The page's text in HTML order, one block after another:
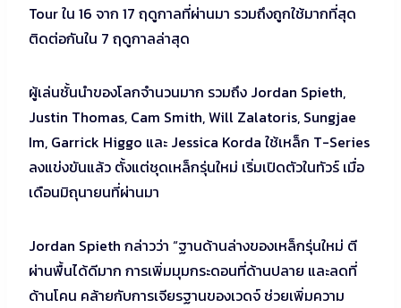
Tour ใน 16 จาก 17 ฤดูกาลที่ผ่านมา รวมถึงถูกใช้มากที่สุด
ติดต่อกันใน 7 ฤดูกาลล่าสุด
ผู้เล่นชั้นนำของโลกจำนวนมาก รวมถึง Jordan Spieth,
Justin Thomas, Cam Smith, Will Zalatoris, Sungjae
Im, Garrick Higgo และ Jessica Korda ใช้เหล็ก T-Series
ลงแข่งขันแล้ว ตั้งแต่ชุดเหล็กรุ่นใหม่ เริ่มเปิดตัวในทัวร์ เมื่อ
เดือนมิถุนายนที่ผ่านมา
Jordan Spieth กล่าวว่า “ฐานด้านล่างของเหล็กรุ่นใหม่ ตี
ผ่านพื้นได้ดีมาก การเพิ่มมุมกระดอนที่ด้านปลาย และลดที่
ด้านโคน คล้ายกับการเจียรฐานของเวดจ์ ช่วยเพิ่มความ